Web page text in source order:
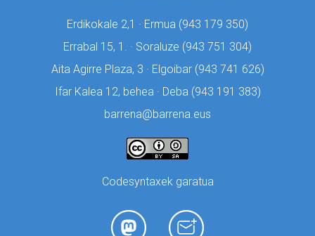
Erdikokale 2,1 · Ermua (943 179 350)
Errabal 15, 1. · Soraluze (943 751 304)
Aita Agirre Plaza, 3 · Elgoibar (943 741 626)
Ifar Kalea 12, behea · Deba (943 191 383)
barrena@barrena.eus
Codesyntaxek garatua